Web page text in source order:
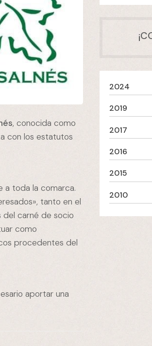
, conocida como
con los estatutos
a toda la comarca.
tanto en el
del carné de socio
como
procedentes del
aportar una
2024
2019
2017
2016
2015
2010